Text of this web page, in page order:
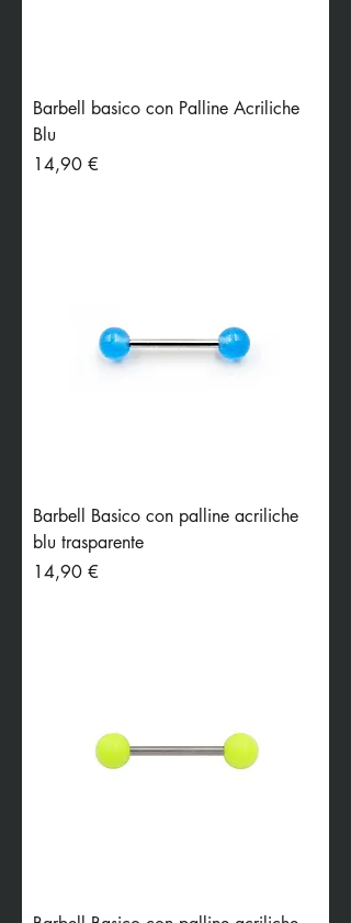
Barbell basico con Palline Acriliche
Blu
Preis
14,90 €
Barbell Basico con palline acriliche
blu trasparente
Preis
14,90 €